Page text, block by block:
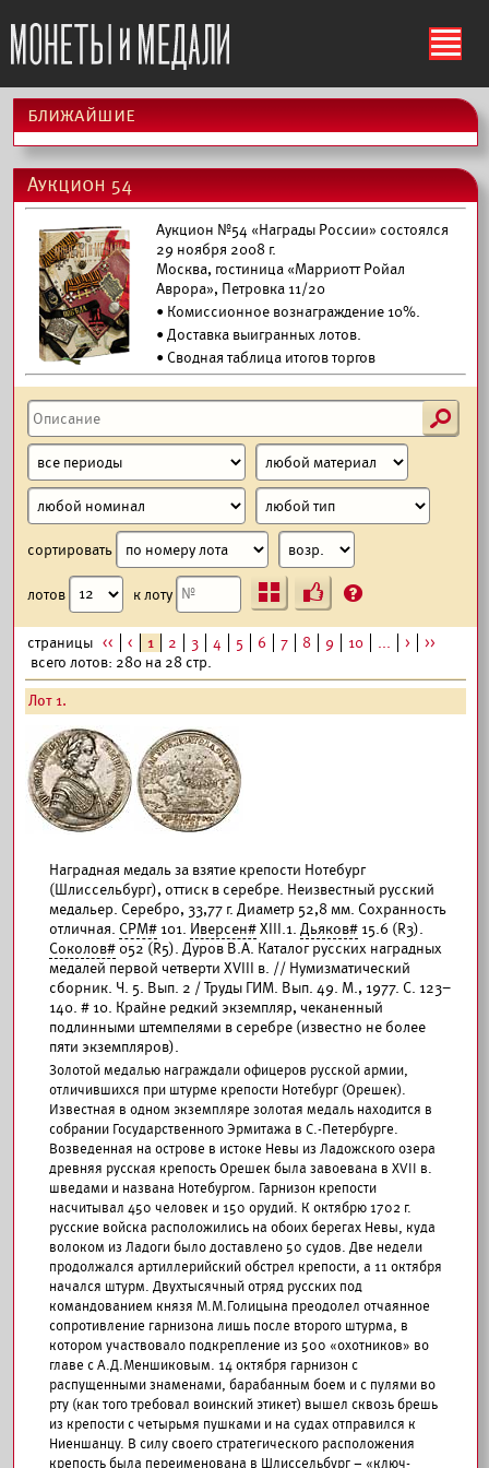
ś
ближайшие
Аукцион 54
Аукцион №54 «Награды России» состоялся
29 ноября 2008 г.
Москва, гостиница «Марриотт Ройал
Аврора», Петровка 11/20
• Комиссионное вознаграждение 10%.
• Доставка выигранных лотов.
• Сводная таблица итогов торгов
s
сортировать
лотов к лоту Ъ ?
страницы << < 1 2 3 4 5 6 7 8 9 10 ... >
>>
всего лотов: 280 на 28 стр.
Лот 1.
Наградная медаль за взятие крепости Нотебург
(Шлиссельбург), оттиск в серебре. Неизвестный русский
медальер. Серебро, 33,77 г. Диаметр 52,8 мм. Сохранность
отличная. СРМ# 101. Иверсен#XIII.1. Дьяков# 15.6 (R3).
Соколов# 052 (R5). Дуров В.А. Каталог русских наградных
медалей первой четверти XVIII в. // Нумизматический
сборник. Ч. 5. Вып. 2 / Труды ГИМ. Вып. 49. М., 1977. С. 123–
140. # 10. Крайне редкий экземпляр, чеканенный
подлинными штемпелями в серебре (известно не более
пяти экземпляров).
Золотой медалью награждали офицеров русской армии,
отличившихся при штурме крепости Нотебург (Орешек).
Известная в одном экземпляре золотая медаль находится в
собрании Государственного Эрмитажа в С.-Петербурге.
Возведенная на острове в истоке Невы из Ладожского озера
древняя русская крепость Орешек была завоевана в XVII в.
шведами и названа Нотебургом. Гарнизон крепости
насчитывал 450 человек и 150 орудий. К октябрю 1702 г.
русские войска расположились на обоих берегах Невы, куда
волоком из Ладоги было доставлено 50 судов. Две недели
продолжался артиллерийский обстрел крепости, а 11 октября
начался штурм. Двухтысячный отряд русских под
командованием князя М.М.Голицына преодолел отчаянное
сопротивление гарнизона лишь после второго штурма, в
котором участвовало подкрепление из 500 «охотников» во
главе с А.Д.Меншиковым. 14 октября гарнизон с
распущенными знаменами, барабанным боем и с пулями во
рту (как того требовал воинский этикет) вышел сквозь брешь
из крепости с четырьмя пушками и на судах отправился к
Ниеншанцу. В силу своего стратегического расположения
крепость была переименована в Шлиссельбург – «ключ-